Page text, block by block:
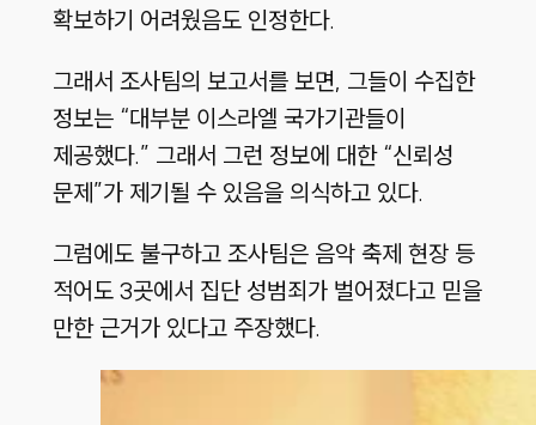
확보하기 어려웠음도 인정한다.
그래서 조사팀의 보고서를 보면, 그들이 수집한
정보는 “대부분 이스라엘 국가기관들이
제공했다.” 그래서 그런 정보에 대한 “신뢰성
문제”가 제기될 수 있음을 의식하고 있다.
그럼에도 불구하고 조사팀은 음악 축제 현장 등
적어도 3곳에서 집단 성범죄가 벌어졌다고 믿을
만한 근거가 있다고 주장했다.